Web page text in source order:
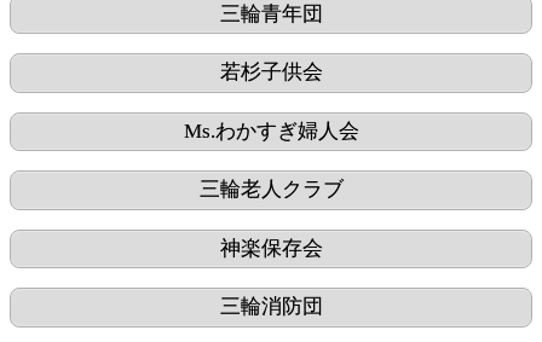
三輪青年団
若杉子供会
Ms.わかすぎ婦人会
三輪老人クラブ
神楽保存会
三輪消防団